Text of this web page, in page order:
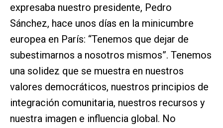
expresaba nuestro presidente, Pedro
Sánchez, hace unos días en la minicumbre
europea en París: “Tenemos que dejar de
subestimarnos a nosotros mismos”. Tenemos
una solidez que se muestra en nuestros
valores democráticos, nuestros principios de
integración comunitaria, nuestros recursos y
nuestra imagen e influencia global. No